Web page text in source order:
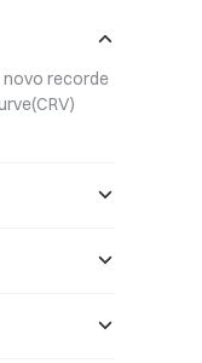
novo recorde